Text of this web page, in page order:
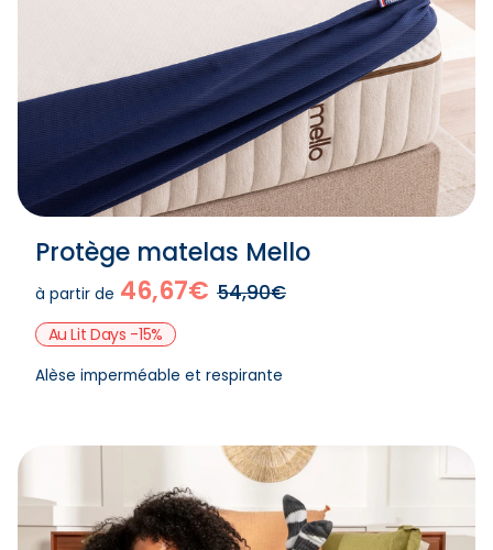
à partir de 46,67€ 54,90€
Protège matelas Mello
Au Lit Days -15%
Alèse imperméable et respirante